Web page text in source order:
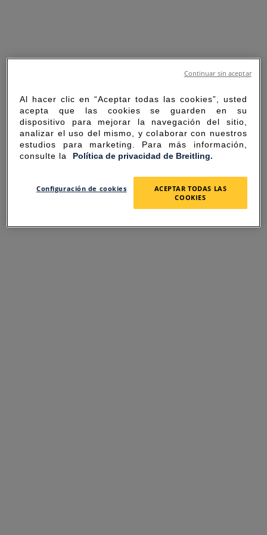
SORRY FOR THE
INCONVENIENCE
Al hacer clic en “Aceptar todas las cookies”, usted
acepta que las cookies se guarden en su
dispositivo para mejorar la navegación del sitio,
analizar el uso del mismo, y colaborar con nuestros
estudios para marketing. Para más información,
consulte la Política de privacidad de Breitling.
Configuración de cookies
ACEPTAR TODAS LAS
COOKIES
Continuar sin aceptar